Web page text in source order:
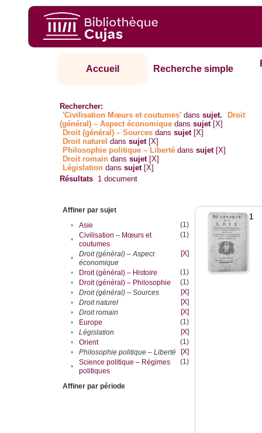
Accueil Recherche simple
Rechercher:
'Civilisation Mœurs et coutumes' danssujet.
Droit
(général) – Aspect économique danssujet [X]
Droit (général) – Sources danssujet [X]
Droit naturel danssujet [X]
Philosophie politique – Liberté danssujet [X]
Droit romain danssujet [X]
Législation danssujet [X]
Résultats 1 document
Affiner par sujet
•
Asie
(1)
•
Civilisation – Mœurs et
coutumes
(1)
•
Droit (général) – Aspect
économique
[X]
• Droit (général) – Histoire
(1)
•
Droit (général) – Philosophie
(1)
•
Droit (général) – Sources
[X]
•
Droit naturel
[X]
•
Droit romain
[X]
•
Europe
(1)
•
Législation
[X]
•
Orient
(1)
•
Philosophie politique – Liberté
[X]
•
Science politique – Régimes
politiques
(1)
Affiner par période
1